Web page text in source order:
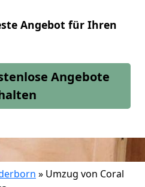
Angebot für Ihren
Angebote
» Umzug von Coral